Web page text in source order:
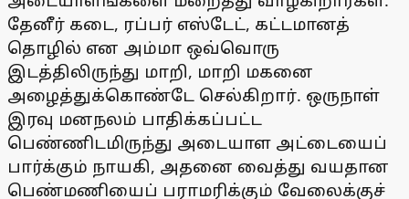
தேனீர் கடை, ரப்பர் எஸ்டேட், கட்டமானத்
தொழில் என அம்மா ஒவ்வொரு
இடத்திலிருந்து மாறி, மாறி மகனை
அழைத்துக்கொண்டே செல்கிறார். ஒருநாள்
இரவு மனநலம் பாதிக்கப்பட்ட
பெண்ணிடமிருந்து அடையாள அட்டையைப்
பார்க்கும் நாயகி, அதனை வைத்து வயதான
பெண்மணியைப் பராமரிக்கும் வேலைக்குச்